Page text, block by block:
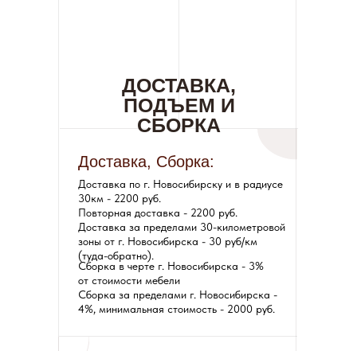
Доставка по г. Новосибирску и в радиусе
30км - 2200 руб.
Повторная доставка - 2200 руб.
Доставка за пределами 30-километровой
зоны от г. Новосибирска - 30 руб/км
(туда-обратно).
Сборка в черте г. Новосибирска - 3%
от стоимости мебели
Сборка за пределами г. Новосибирска -
4%, минимальная стоимость - 2000 руб.
Доставка, Сборка:
ДОСТАВКА,
ПОДЪЕМ И
СБОРКА